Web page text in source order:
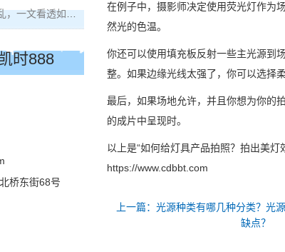
在例子中，摄影师决定使用荧光灯作为
然光的色温。
你还可以使用填充板反射一些主光源到
整。如果边缘光线太强了，你可以选择
最后，如果场地允许，并且你想为你的
的成片中呈现时。
以上是“如何给灯具产品拍照？拍出美
https://www.cdbbt.com
上一篇：光源种类有哪几种分类？光
缺点？
成都灯具市场行业混乱，一文看透如何买到品质灯具？
时888
桥东街68号